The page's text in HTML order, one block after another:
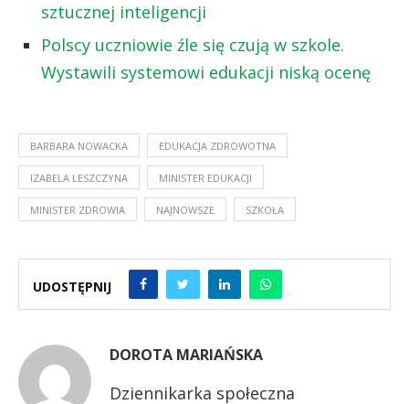
sztucznej inteligencji
Polscy uczniowie źle się czują w szkole.
Wystawili systemowi edukacji niską ocenę
BARBARA NOWACKA EDUKACJA ZDROWOTNA
IZABELA LESZCZYNA MINISTER EDUKACJI
MINISTER ZDROWIA NAJNOWSZE SZKOŁA
UDOSTĘPNIJ
DOROTA MARIAŃSKA
Dziennikarka społeczna